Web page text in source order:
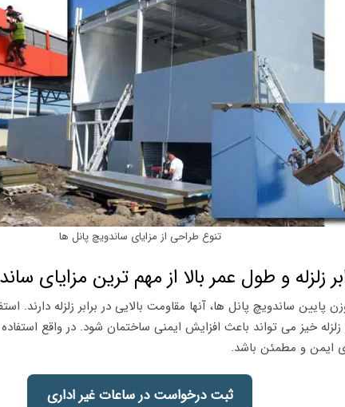
تنوع طراحی از مزایای ساندویچ پانل ها
زلزله و طول عمر بالا از مهم ترین مزایای
پایین ساندویچ پانل ها، آنها مقاومت بالایی در برابر زلزله دارند.
خیز می تواند باعث افزایش ایمنی ساختمان شود. در واقع استفاده
ایمن و مطمئن باشد.
ثبت درخواست در ساعات غیر اداری